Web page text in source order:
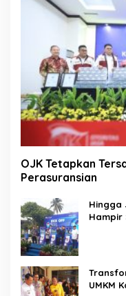
OJK Tetapkan
Perasuransian
Hingga
Hampir
UMKM